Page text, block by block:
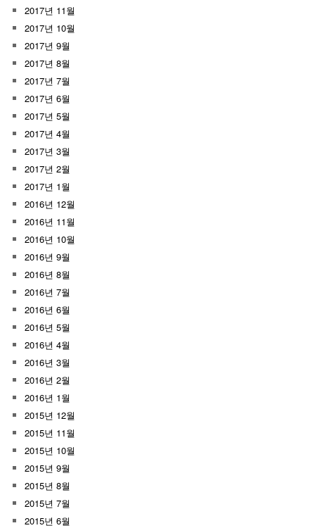
2017년 11월
2017년 10월
2017년 9월
2017년 8월
2017년 7월
2017년 6월
2017년 5월
2017년 4월
2017년 3월
2017년 2월
2017년 1월
2016년 12월
2016년 11월
2016년 10월
2016년 9월
2016년 8월
2016년 7월
2016년 6월
2016년 5월
2016년 4월
2016년 3월
2016년 2월
2016년 1월
2015년 12월
2015년 11월
2015년 10월
2015년 9월
2015년 8월
2015년 7월
2015년 6월